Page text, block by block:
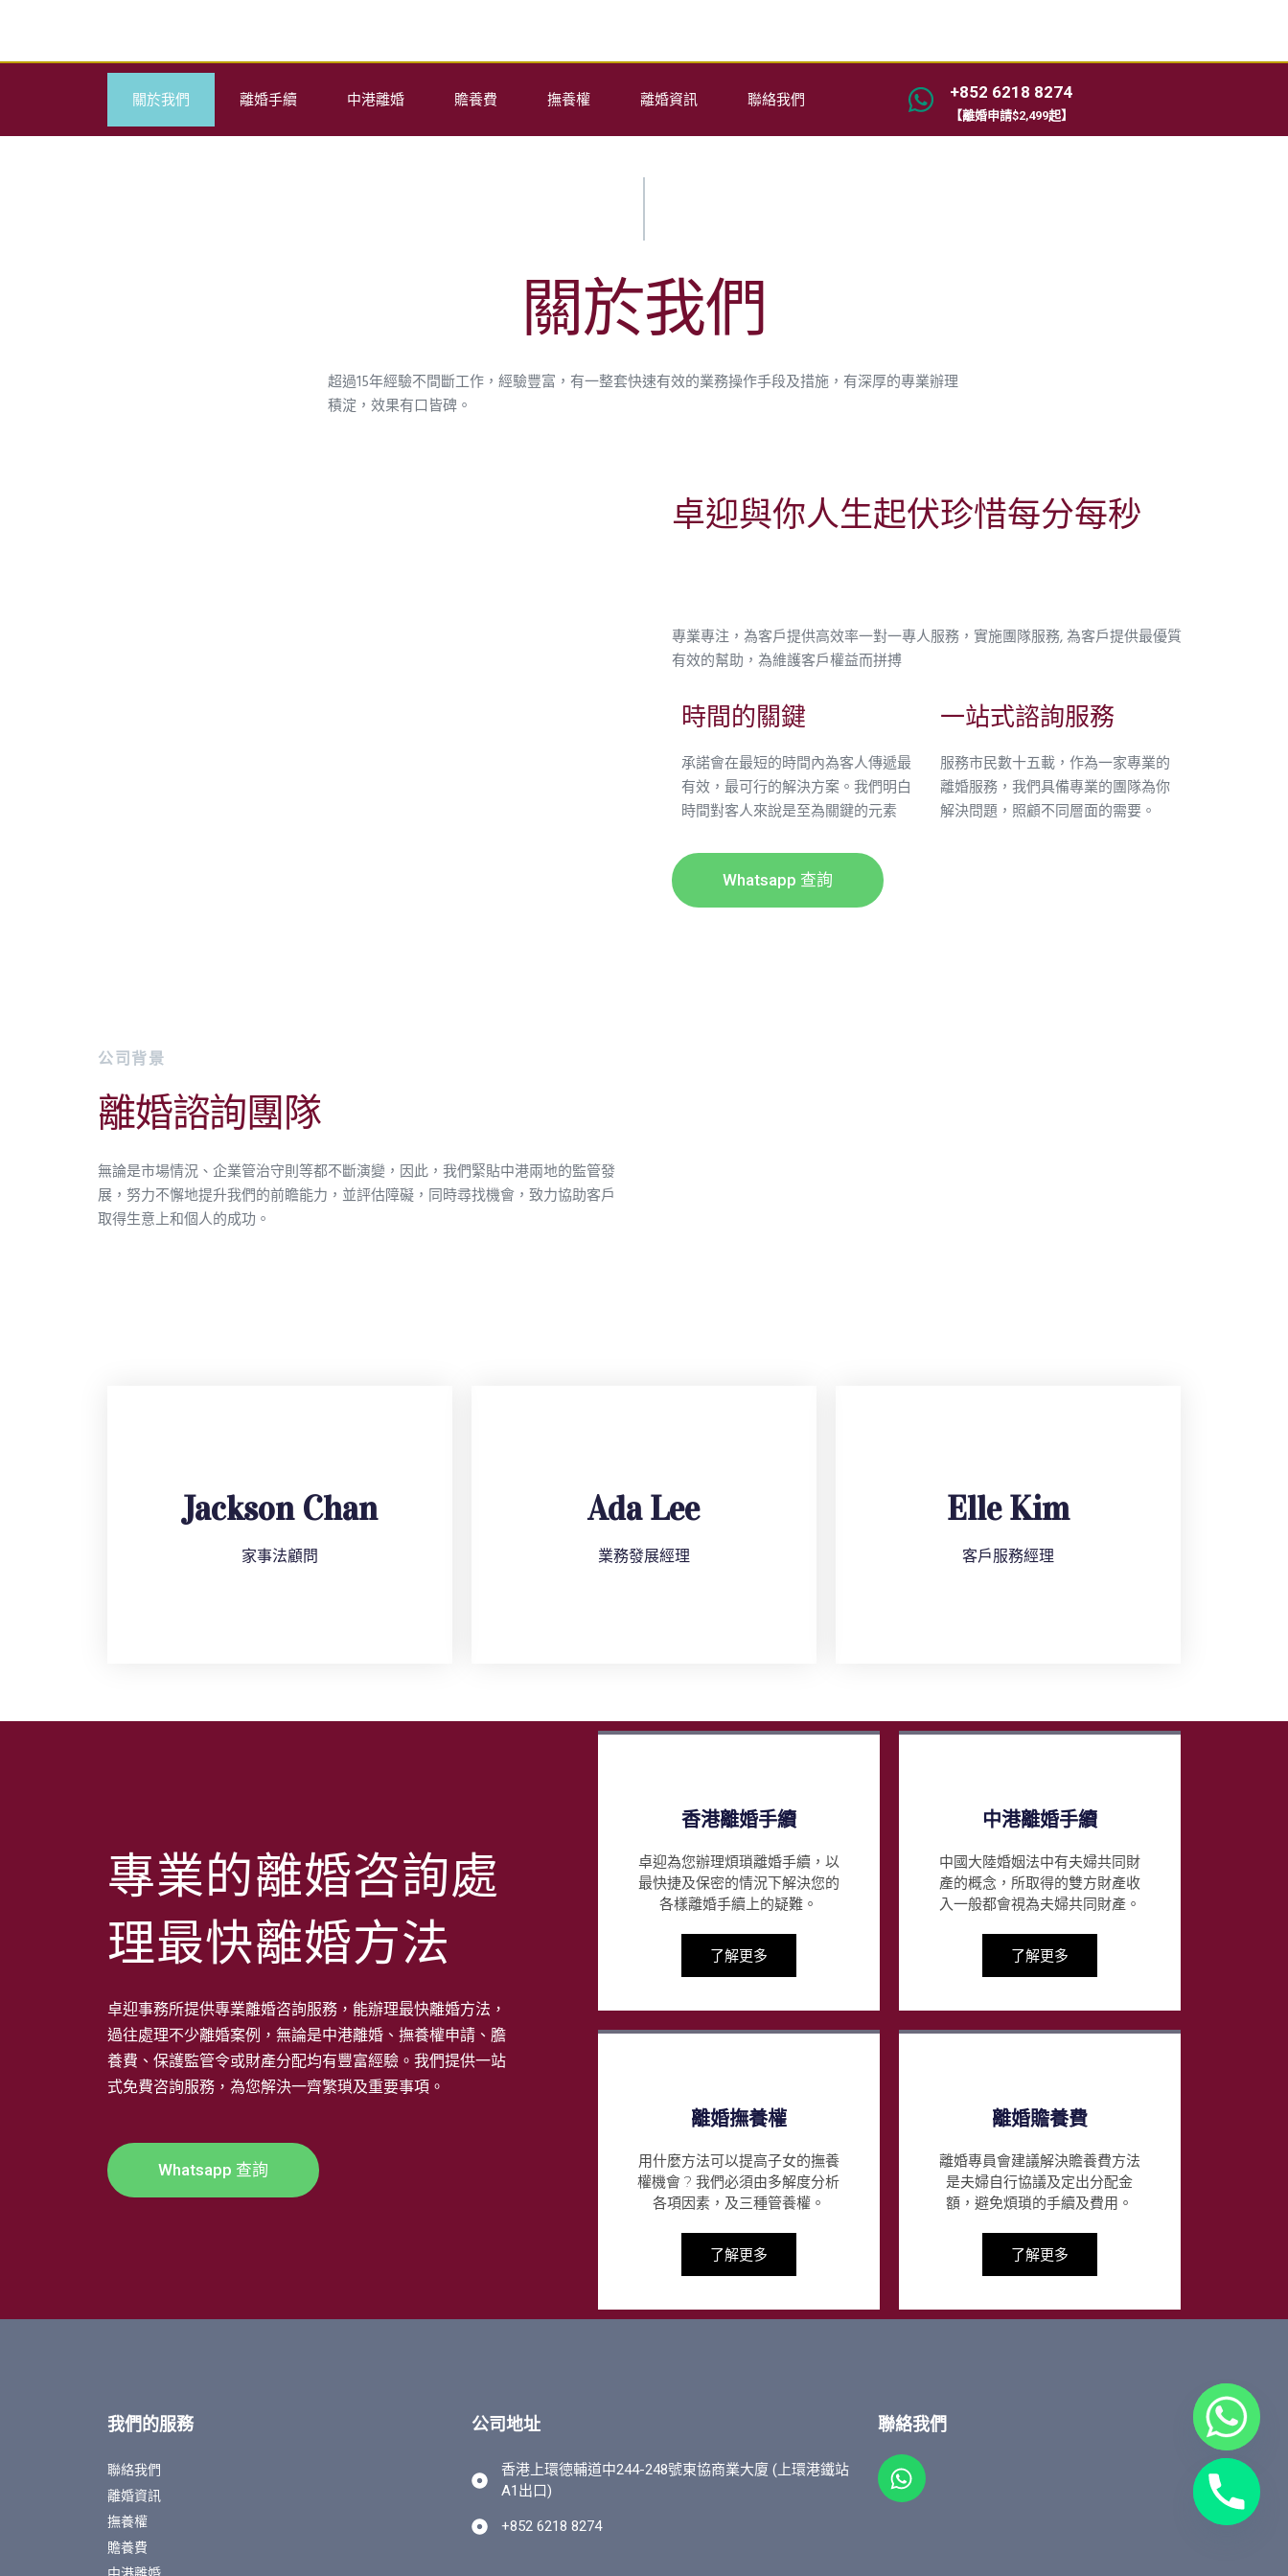
關於我們 離婚手續 中港離婚 贍養費 撫養權 離婚資訊 聯絡我們 +852 6218 8274
【離婚申請$2,499起】
關於我們
超過15年經驗不間斷工作，經驗豐富，有一整套快速有效的業務操作手段及措施，有深厚的專業辦理
積淀，效果有口皆碑。
卓迎與你人生起伏珍惜每分每秒
專業專注，為客戶提供高效率一對一專人服務，實施團隊服務, 為客戶提供最優質
有效的幫助，為維護客戶權益而拼搏
時間的關鍵
承諾會在最短的時間內為客人傳遞最
有效，最可行的解決方案。我們明白
時間對客人來說是至為關鍵的元素
一站式諮詢服務
服務市民數十五載，作為一家專業的
離婚服務，我們具備專業的團隊為你
解決問題，照顧不同層面的需要。
Whatsapp 查詢
公司背景
離婚諮詢團隊
無論是市場情況、企業管治守則等都不斷演變，因此，我們緊貼中港兩地的監管發
展，努力不懈地提升我們的前瞻能力，並評估障礙，同時尋找機會，致力協助客戶
取得生意上和個人的成功。
Jackson Chan
家事法顧問
Ada Lee
業務發展經理
Elle Kim
客戶服務經理
專業的離婚咨詢處
理最快離婚方法
卓迎事務所提供專業離婚咨詢服務，能辦理最快離婚方法，
過往處理不少離婚案例，無論是中港離婚、撫養權申請、膽
養費、保護監管令或財產分配均有豐富經驗。我們提供一站
式免費咨詢服務，為您解決一齊繁瑣及重要事項。
Whatsapp 查詢
香港離婚手續
卓迎為您辦理煩瑣離婚手續，以
最快捷及保密的情況下解決您的
各樣離婚手續上的疑難。
了解更多
中港離婚手續
中國大陸婚姻法中有夫婦共同財
產的概念，所取得的雙方財產收
入一般都會視為夫婦共同財產。
了解更多
離婚撫養權
用什麼方法可以提高子女的撫養
權機會 ? 我們必須由多解度分析
各項因素，及三種管養權。
了解更多
離婚贍養費
離婚專員會建議解決贍養費方法
是夫婦自行協議及定出分配金
額，避免煩瑣的手續及費用。
了解更多
我們的服務
聯絡我們
離婚資訊
撫養權
贍養費
中港離婚
公司地址
香港上環徳輔道中244-248號東協商業大廈 (上環港鐵站
A1出口)
+852 6218 8274
聯絡我們